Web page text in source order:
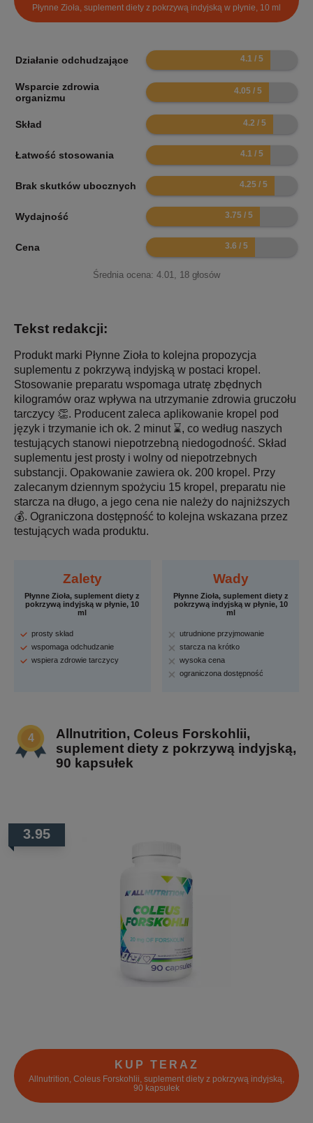
Płynne Zioła, suplement diety z pokrzywą indyjską w płynie, 10 ml
Działanie odchudzające 8.2
Wsparcie zdrowia
organizmu
8.1
Skład 8.4
Łatwość stosowania 8.2
Brak skutków ubocznych 8.5
Wydajność 7.5
Cena 7.2
Średnia ocena: 4.01, 18 głosów
Tekst redakcji:
Produkt marki Płynne Zioła to kolejna propozycja
suplementu z pokrzywą indyjską w postaci kropel.
Stosowanie preparatu wspomaga utratę zbędnych
kilogramów oraz wpływa na utrzymanie zdrowia gruczołu
tarczycy 👏. Producent zaleca aplikowanie kropel pod
język i trzymanie ich ok. 2 minut ⌛️, co według naszych
testujących stanowi niepotrzebną niedogodność. Skład
suplementu jest prosty i wolny od niepotrzebnych
substancji. Opakowanie zawiera ok. 200 kropel. Przy
zalecanym dziennym spożyciu 15 kropel, preparatu nie
starcza na długo, a jego cena nie należy do najniższych
💰. Ograniczona dostępność to kolejna wskazana przez
testujących wada produktu.
Zalety
Płynne Zioła, suplement diety z
pokrzywą indyjską w płynie, 10
ml
prosty skład
wspomaga odchudzanie
wspiera zdrowie tarczycy
Wady
Płynne Zioła, suplement diety z
pokrzywą indyjską w płynie, 10
ml
utrudnione przyjmowanie
starcza na krótko
wysoka cena
ograniczona dostępność
Allnutrition, Coleus Forskohlii,
suplement diety z pokrzywą indyjską,
90 kapsułek
3.95
KUP TERAZ
Allnutrition, Coleus Forskohlii, suplement diety z pokrzywą indyjską,
90 kapsułek